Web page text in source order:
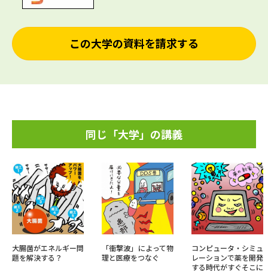
この大学の資料を請求する
同じ「大学」の講義
大腸菌がエネルギー問
題を解決する？
「衝撃波」によって物
理と医療をつなぐ
コンピュータ・シミュ
レーションで薬を開発
する時代がすぐそこに